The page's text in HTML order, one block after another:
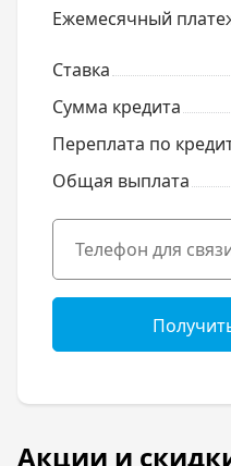
Ежемесячный
Ставка
Сумма кредита
Переплата по
Общая выплата